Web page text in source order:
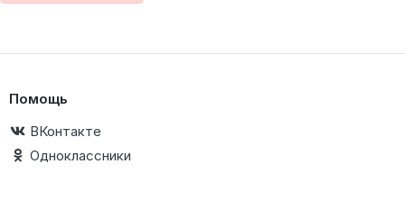
Помощь
ВКонтакте
Одноклассники